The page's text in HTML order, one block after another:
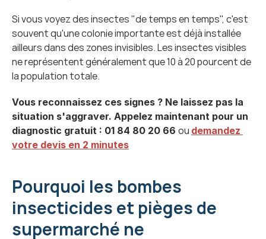
Si vous voyez des insectes "de temps en temps", c'est
souvent qu'une colonie importante est déjà installée
ailleurs dans des zones invisibles. Les insectes visibles
ne représentent généralement que 10 à 20 pourcent de
la population totale.
Vous reconnaissez ces signes ? Ne laissez pas la
situation s'aggraver. Appelez maintenant pour un
diagnostic gratuit : 01 84 80 20 66 ou demandez
votre devis en 2 minutes
Pourquoi les bombes
insecticides et pièges de
supermarché ne